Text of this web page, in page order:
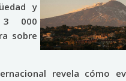
y
3 000
sobre
revela cómo